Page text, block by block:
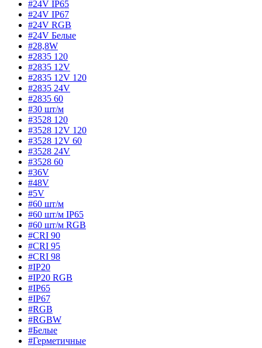
#24V IP65
#24V IP67
#24V RGB
#24V Белые
#28,8W
#2835 120
#2835 12V
#2835 12V 120
#2835 24V
#2835 60
#30 шт/м
#3528 120
#3528 12V 120
#3528 12V 60
#3528 24V
#3528 60
#36V
#48V
#5V
#60 шт/м
#60 шт/м IP65
#60 шт/м RGB
#CRI 90
#CRI 95
#CRI 98
#IP20
#IP20 RGB
#IP65
#IP67
#RGB
#RGBW
#Белые
#Герметичные